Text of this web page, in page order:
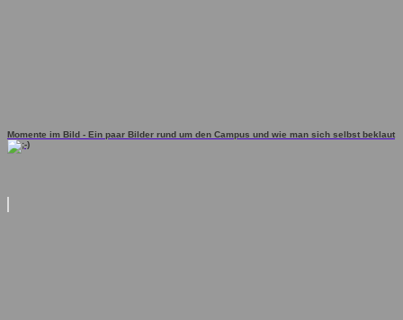
Momente im Bild - Ein paar Bilder rund um den Campus und wie man sich selbst beklaut